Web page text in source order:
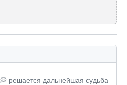
💭 решается дальнейшая судьба